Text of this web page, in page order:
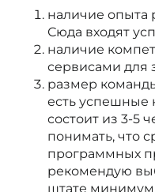
наличие опыта
Сюда входят
наличие
сервисами для
размер
есть успешные
состоит из 3-5
понимать, что
программных
рекомендую
штате минимум